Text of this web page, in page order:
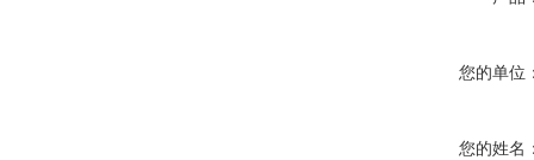
您的单位
您的姓名